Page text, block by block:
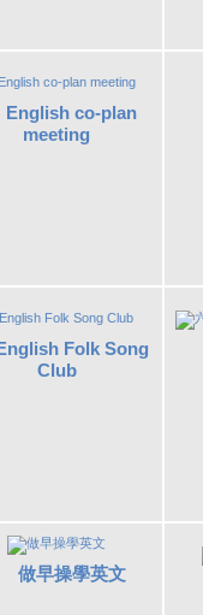
English co-plan
meeting
Folk Song
Club
做早操學英文